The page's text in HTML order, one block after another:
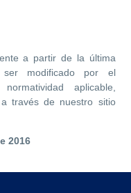
a partir de la última
modificado por el
aplicable,
través de nuestro sitio
2016